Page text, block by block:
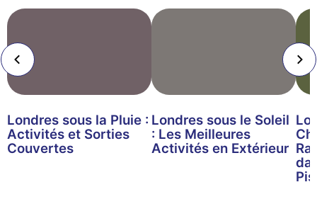
Londres sous la Pluie :
Activités et Sorties
Couvertes
Londres sous le Soleil
: Les Meilleures
Activités en Extérieur